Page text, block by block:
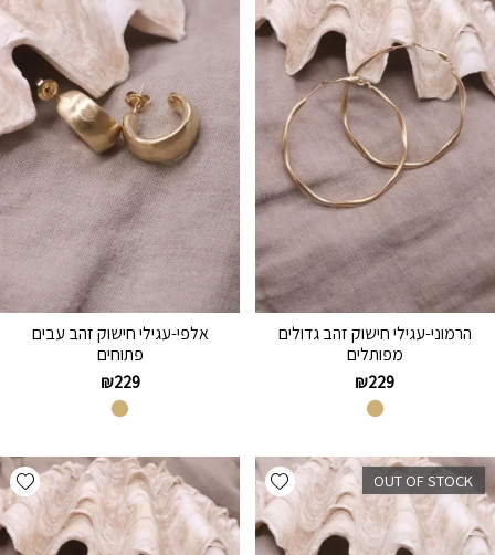
הרמוני-עגילי חישוק זהב גדולים
מפותלים
₪229
אלפי-עגילי חישוק זהב עבים
פתוחים
₪229
Add wishlist OUT OF STOCK